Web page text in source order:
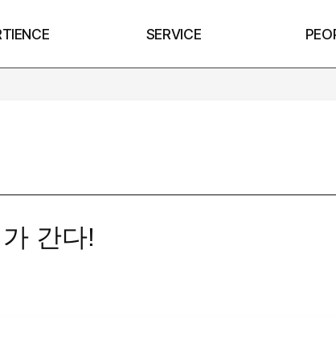
SERVICE
간다!